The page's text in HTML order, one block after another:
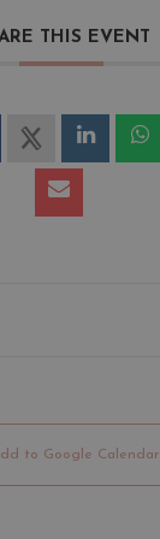
THIS EVENT
to Google Calendar